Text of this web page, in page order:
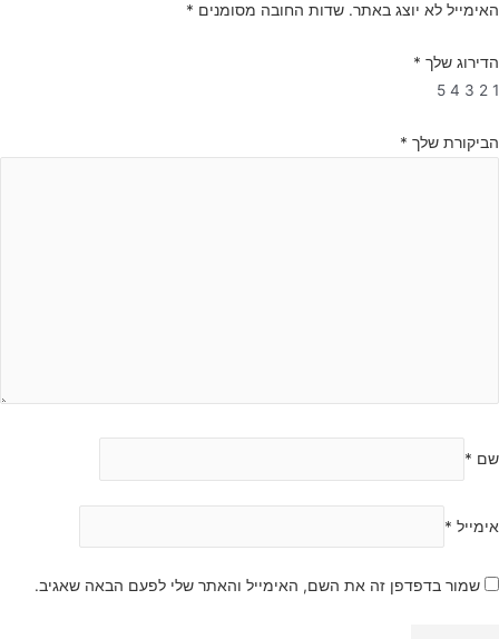
האימייל לא יוצג באתר. שדות החובה מסומנים *
הדירוג שלך *
1
2
3
4
5
הביקורת שלך *
שם *
אימייל *
שמור בדפדפן זה את השם, האימייל והאתר שלי לפעם הבאה שאגיב.